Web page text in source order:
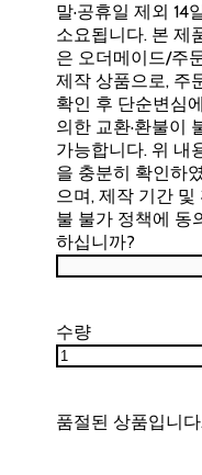
말·공휴일 제외 14
소요됩니다. 본 제
은 오더메이드/주
제작 상품으로, 주
확인 후 단순변심에
의한 교환·환불이
가능합니다. 위 내
을 충분히 확인하였
으며, 제작 기간 및
불 불가 정책에 동
하십니까?
수량
품절된 상품입니